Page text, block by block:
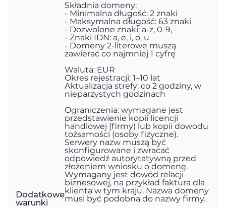
Dodatkowe
warunki
Składnia domeny:
- Minimalna długość: 2 znaki
- Maksymalna długość: 63 znaki
- Dozwolone znaki: a-z, 0-9, -
- Znaki IDN: a, e, i, o, u
- Domeny 2-literowe muszą
zawierać co najmniej 1 cyfrę
Waluta: EUR
Okres rejestracji: 1–10 lat
Aktualizacja strefy: co 2 godziny, w
nieparzystych godzinach
Ograniczenia: wymagane jest
przedstawienie kopii licencji
handlowej (firmy) lub kopii dowodu
tożsamości (osoby fizyczne).
Serwery nazw muszą być
skonfigurowane i zwracać
odpowiedź autorytatywną przed
złożeniem wniosku o domenę.
Wymagany jest dowód relacji
biznesowej, na przykład faktura dla
klienta w tym kraju. Nazwa domeny
musi być podobna do nazwy firmy.